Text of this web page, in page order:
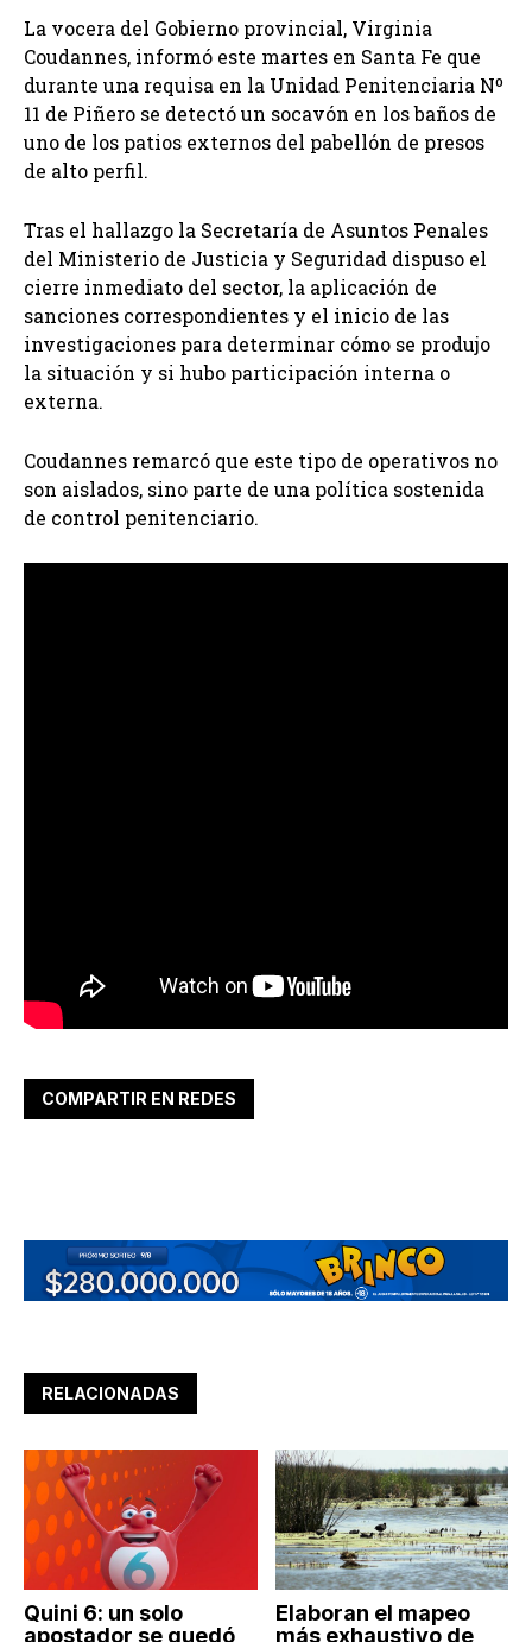
La vocera del Gobierno provincial, Virginia
Coudannes, informó este martes en Santa Fe que
durante una requisa en la Unidad Penitenciaria Nº
11 de Piñero se detectó un socavón en los baños de
uno de los patios externos del pabellón de presos
de alto perfil.
Tras el hallazgo la Secretaría de Asuntos Penales
del Ministerio de Justicia y Seguridad dispuso el
cierre inmediato del sector, la aplicación de
sanciones correspondientes y el inicio de las
investigaciones para determinar cómo se produjo
la situación y si hubo participación interna o
externa.
Coudannes remarcó que este tipo de operativos no
son aislados, sino parte de una política sostenida
de control penitenciario.
COMPARTIR EN REDES
RELACIONADAS
Quini 6: un solo
apostador se quedó
Elaboran el mapeo
más exhaustivo de